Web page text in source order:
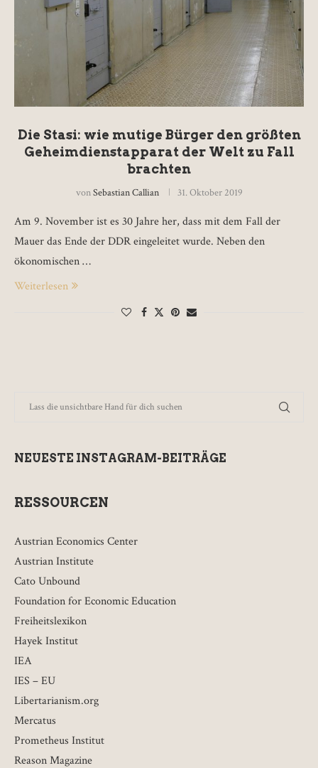
Die Stasi: wie mutige Bürger den größten
Geheimdienstapparat der Welt zu Fall
brachten
vonSebastian Callian 31. Oktober 2019
Am 9. November ist es 30 Jahre her, dass mit dem Fall der
Mauer das Ende der DDR eingeleitet wurde. Neben den
ökonomischen …
Weiterlesen
NEUESTE INSTAGRAM-BEITRÄGE
RESSOURCEN
Austrian Economics Center
Austrian Institute
Cato Unbound
Foundation for Economic Education
Freiheitslexikon
Hayek Institut
IEA
IES – EU
Libertarianism.org
Mercatus
Prometheus Institut
Reason Magazine